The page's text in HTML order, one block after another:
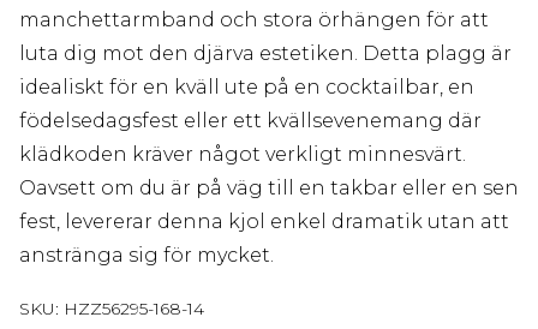
manchettarmband och stora örhängen för att
luta dig mot den djärva estetiken. Detta plagg är
idealiskt för en kväll ute på en cocktailbar, en
födelsedagsfest eller ett kvällsevenemang där
klädkoden kräver något verkligt minnesvärt.
Oavsett om du är på väg till en takbar eller en sen
fest, levererar denna kjol enkel dramatik utan att
anstränga sig för mycket.
SKU: HZZ56295-168-14